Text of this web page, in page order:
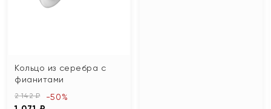
Кольцо из серебра с
фианитами
2 142 ₽ -50%